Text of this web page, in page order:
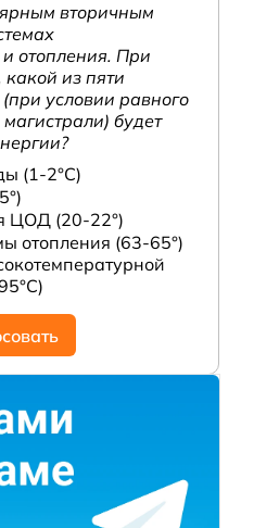
вторичным
отопления. При
из пяти
условии равного
будет
(1-2°С)
ЦОД (20-22°)
отопления (63-65°)